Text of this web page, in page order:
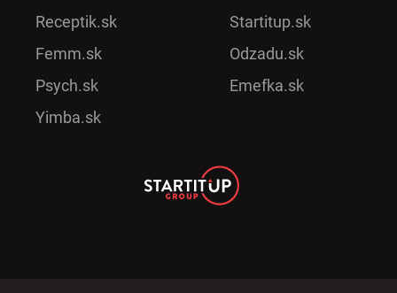
Receptik.sk
Femm.sk
Psych.sk
Yimba.sk
Startitup.sk
Odzadu.sk
Emefka.sk